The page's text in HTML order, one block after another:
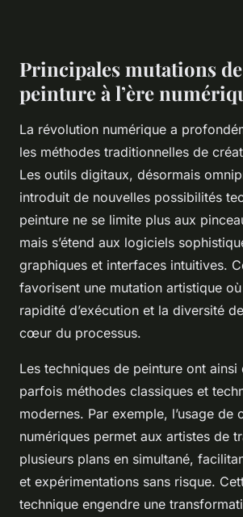
Principales mutations
peinture à l’ère
La révolution numérique a
les méthodes traditionnelles de
Les outils digitaux, désormais
introduit de nouvelles possibilités
peinture ne se limite plus aux
mais s’étend aux logiciels
graphiques et interfaces intuitives.
favorisent une mutation artistique
rapidité d’exécution et la diversité
cœur du processus.
Les techniques de peinture ont ainsi
parfois méthodes classiques et
modernes. Par exemple, l’usage de
numériques permet aux artistes de
plusieurs plans en simultané,
et expérimentations sans risque.
technique engendre une